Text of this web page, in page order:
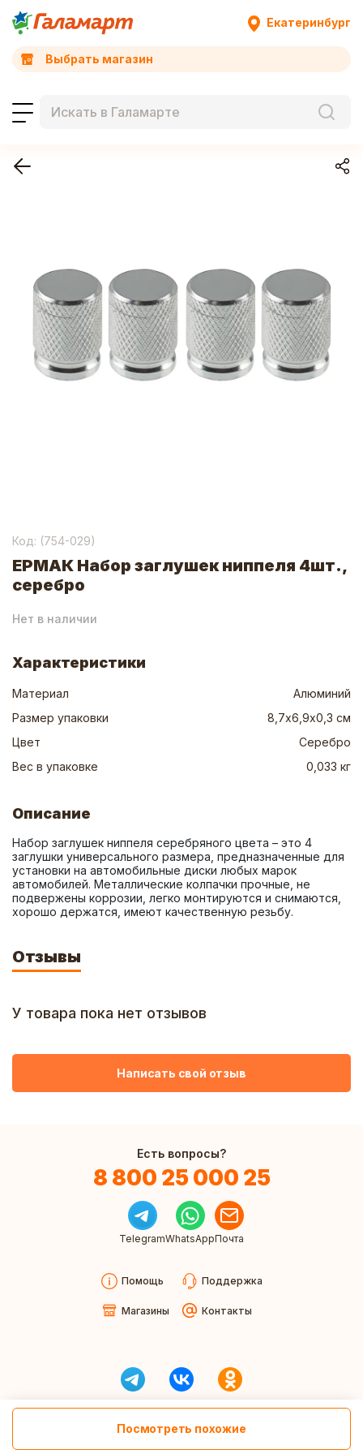
Екатеринбург
Выбрать магазин
Код: (754-029)
ЕРМАК Набор заглушек ниппеля 4шт.,
серебро
Нет в наличии
Посмотреть похожие
Характеристики
Материал
Алюминий
Размер упаковки
8,7х6,9х0,3 см
Цвет
Серебро
Вес в упаковке
0,033 кг
Описание
Набор заглушек ниппеля серебряного цвета – это 4
заглушки универсального размера, предназначенные для
установки на автомобильные диски любых марок
автомобилей. Металлические колпачки прочные, не
подвержены коррозии, легко монтируются и снимаются,
хорошо держатся, имеют качественную резьбу.
Отзывы
У товара пока нет отзывов
Написать свой отзыв
Есть вопросы?
8 800 25 000 25
TelegramWhatsAppПочта
Помощь Поддержка
Магазины Контакты